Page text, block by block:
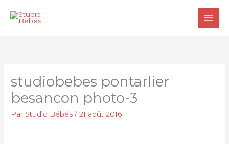
studiobebes pontarlier
besancon photo-3
Par Studio Bébés/21 août 2016